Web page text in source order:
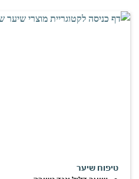
טיפוח שיער